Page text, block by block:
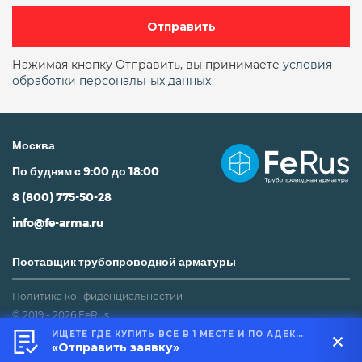
15нж11бк 15нж13бк 15нж13бк ду6
15нж22нж 15нж22п 15нж40п
15нж65нж ду100 15нж65нж ду25
15нж66п
15нж68нж
15с11п 15с12п
15с22нж ду150 ру40
Отправить
Нажимая кнопку Отправить, вы принимаете условия
обработки персональных данных
Москва
По будням с 9:00 до 18:00
8 (800) 775-50-28
info@fe-arma.ru
Поставщик трубопроводной арматуры
Политика конфиденциальностии
© 2019 - 2026 FeRus
Не является публичной офертой
ИЩЕТЕ ГДЕ КУПИТЬ ВСЕ В 1 МЕСТЕ И ПО АДЕКВАТНОЙ ЦЕНЕ?
«Отправить заявку»